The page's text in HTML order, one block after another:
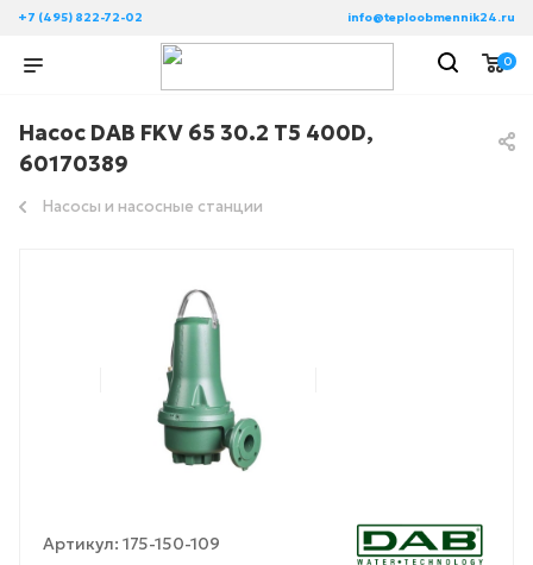
+7 (495) 822-72-02 info@teploobmennik24.ru
0
Насос DAB FKV 65 30.2 T5 400D,
60170389
Насосы и насосные станции
Артикул: 175-150-109